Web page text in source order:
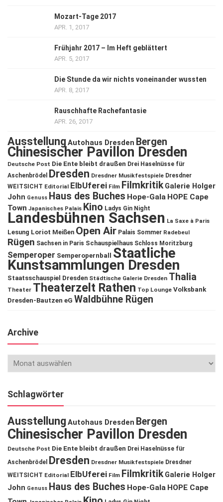
Mozart-Tage 2017
APR. 1, 2017
Frühjahr 2017 – Im Heft geblättert
APR. 5, 2017
Die Stunde da wir nichts voneinander wussten
APR. 8, 2017
Rauschhafte Rachefantasie
APR. 26, 2017
Ausstellung Autohaus Dresden Bergen
Chinesischer Pavillon Dresden
Deutsche Post Die Ente bleibt draußen Drei Haselnüsse für
Aschenbrödel
Dresden Dresdner Musikfestspiele Dresdner
WEITSICHT Editorial ElbUferei Film Filmkritik Galerie Holger
John Genuss Haus des Buches Hope-Gala HOPE Cape
Town Japanisches Palais Kino Ladys Gin Night
Landesbühnen Sachsen La Saxe à Paris
Lesung Loriot Meißen Open Air Palais Sommer Radebeul
Rügen Sachsen in Paris Schauspielhaus Schloss Moritzburg
Semperoper Semperopernball Staatliche
Kunstsammlungen Dresden
Staatsschauspiel Dresden Städtische Galerie Dresden Thalia
Theater Theaterzelt Rathen Top Lounge Volksbank
Dresden-Bautzen eG Waldbühne Rügen
Archive
Schlagwörter
Ausstellung Autohaus Dresden Bergen
Chinesischer Pavillon Dresden
Deutsche Post Die Ente bleibt draußen Drei Haselnüsse für
Aschenbrödel
Dresden Dresdner Musikfestspiele Dresdner
WEITSICHT Editorial ElbUferei Film Filmkritik Galerie Holger
John Genuss Haus des Buches Hope-Gala HOPE Cape